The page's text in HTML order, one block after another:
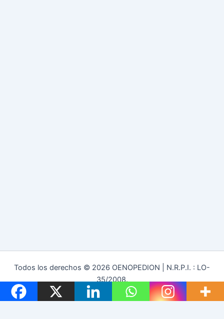
Todos los derechos © 2026 OENOPEDION | N.R.P.I. : LO-
35/2008.